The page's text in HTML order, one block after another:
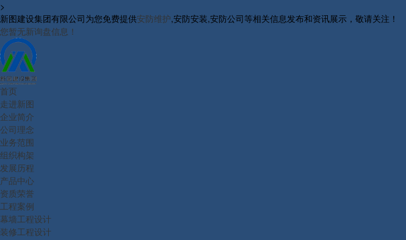
>
新图建设集团有限公司为您免费提供安防维护,安防安装,安防公司等相关信息发布和资讯展示，敬请关注！
您暂无新询盘信息！
首页
走进新图
企业简介
公司理念
业务范围
组织构架
发展历程
产品中心
资质荣誉
工程案例
幕墙工程设计
装修工程设计